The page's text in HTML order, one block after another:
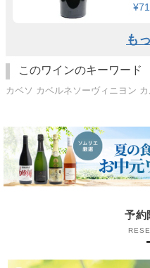
も
このワインのキーワード
カベソ カベルネソーヴィニヨン
予約